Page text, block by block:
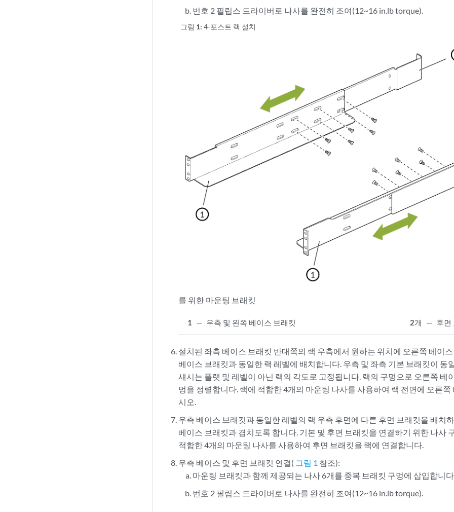
번호 2 필립스 드라이버로 나사를 완전히 조여(12~16 in.lb torque).
그림 1:4-포스트 랙 설치
를 위한 마운팅 브래킷
1 — 우측 및 왼쪽 베이스 브래킷 2개 — 후면
설치된 좌측 베이스 브래킷 반대쪽의 랙 우측에서 원하는 위치에 오른쪽 베이
베이스 브래킷과 동일한 랙 레벨에 배치합니다. 우측 및 좌측 기본 브래킷이 동
섀시는 플랫 및 레벨이 아닌 랙의 각도로 고정됩니다. 랙의 구멍으로 오른쪽 베
멍을 정렬합니다. 랙에 적합한 4개의 마운팅 나사를 사용하여 랙 전면에 오른
시오.
우측 베이스 브래킷과 동일한 레벨의 랙 우측 후면에 다른 후면 브래킷을 배치
베이스 브래킷과 겹치도록 합니다. 기본 및 후면 브래킷을 연결하기 위한 나사
적합한 4개의 마운팅 나사를 사용하여 후면 브래킷을 랙에 연결합니다.
우측 베이스 및 후면 브래킷 연결( 그림 1 참조):
마운팅 브래킷과 함께 제공되는 나사 6개를 중복 브래킷 구멍에 삽입합니
번호 2 필립스 드라이버로 나사를 완전히 조여(12~16 in.lb torque).